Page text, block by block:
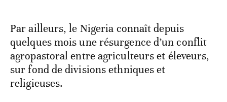
Par ailleurs, le Nigeria connaît depuis
quelques mois une résurgence d’un conflit
agropastoral entre agriculteurs et éleveurs,
sur fond de divisions ethniques et
religieuses.